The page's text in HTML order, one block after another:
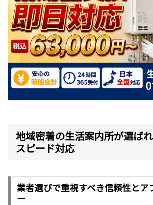
地域密着の生活案内所が選ば
スピード対応
業者選びで重視すべき信頼性とア
ー